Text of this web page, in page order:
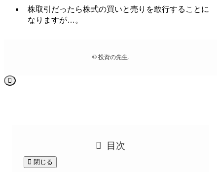
株取引だったら株式の買いと売りを敢行することに
なりますが…。
©投資の先生.
目次
閉じる